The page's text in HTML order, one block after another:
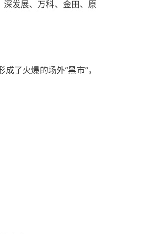
发展、万科、金田、原
了火爆的场外“黑市”，